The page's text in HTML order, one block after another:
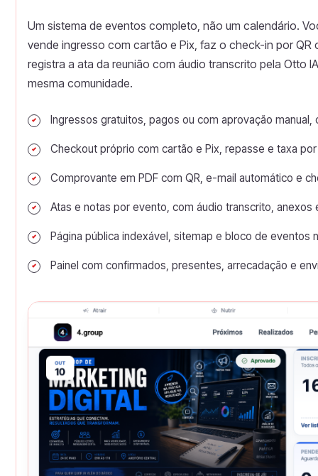
Um sistema de eventos completo, não um calendário.
vende ingresso com cartão e Pix, faz o check-in por QR
registra a ata da reunião com áudio transcrito pela Otto
mesma comunidade.
Ingressos gratuitos, pagos ou com aprovação
Checkout próprio com cartão e Pix, repasse e taxa
Comprovante em PDF com QR, e-mail automático e
Atas e notas por evento, com áudio transcrito,
Página pública indexável, sitemap e bloco de eventos
Painel com confirmados, presentes, arrecadação e